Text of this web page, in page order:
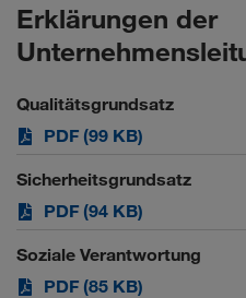
Erklärungen der
Qualitätsgrundsatz
PDF (99 KB)
Sicherheitsgrundsatz
PDF (94 KB)
Soziale Verantwortung
PDF (85 KB)